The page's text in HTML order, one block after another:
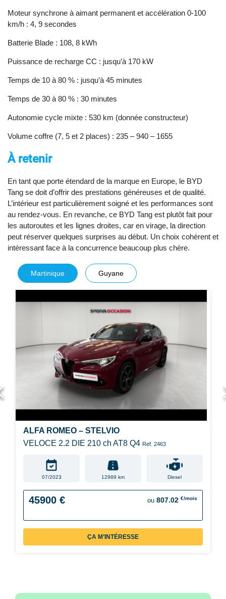
Moteur synchrone à aimant permanent et accélération 0-100
km/h : 4, 9 secondes
Batterie Blade : 108, 8 kWh
Puissance de recharge CC : jusqu’à 170 kW
Temps de 10 à 80 % : jusqu’à 45 minutes
Temps de 30 à 80 % : 30 minutes
Autonomie cycle mixte : 530 km (donnée constructeur)
Volume coffre (7, 5 et 2 places) : 235 – 940 – 1655
À retenir
En tant que porte étendard de la marque en Europe, le BYD
Tang se doit d’offrir des prestations généreuses et de qualité.
L’intérieur est particulièrement soigné et les performances sont
au rendez-vous. En revanche, ce BYD Tang est plutôt fait pour
les autoroutes et les lignes droites, car en virage, la direction
peut réserver quelques surprises au début. Un choix cohérent et
intéressant face à la concurrence beaucoup plus chère.
Martinique Guyane
ALFA ROMEO – STELVIO
VELOCE 2.2 DIE 210 ch AT8 Q4 Ref. 2463
07/2023 12989 km Diesel
45900 € ou 807.02 €/mois
ÇA M’INTÉRESSE